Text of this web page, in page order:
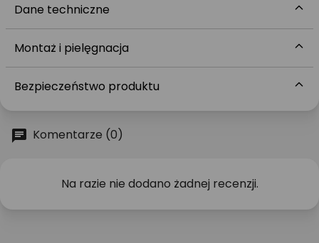
Dane techniczne
Montaż i pielęgnacja
Bezpieczeństwo produktu
Komentarze (0)
Na razie nie dodano żadnej recenzji.